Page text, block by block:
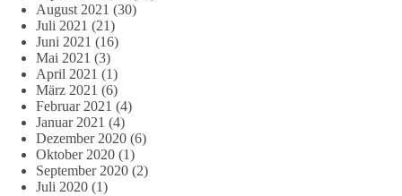
August 2021 (30)
Juli 2021 (21)
Juni 2021 (16)
Mai 2021 (3)
April 2021 (1)
März 2021 (6)
Februar 2021 (4)
Januar 2021 (4)
Dezember 2020 (6)
Oktober 2020 (1)
September 2020 (2)
Juli 2020 (1)